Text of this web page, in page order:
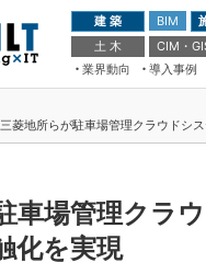
建 築 BIM
土 木
CIM・
業界動向
導入事例
ドローンがも
ムチェンジ”
“Society5.0”
三菱地所らが駐車場管理クラウドシ
車場管理クラ
化を実現